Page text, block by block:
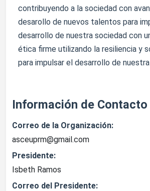
contribuyendo a la sociedad con
desarollo de nuevos talentos para
desarrollo de nuestra sociedad con
ética firme utilizando la resiliencia y
para impulsar el desarrollo de nuestra
Información de Contacto
Correo de la Organización:
asceuprm@gmail.com
Presidente:
Isbeth Ramos
Correo del Presidente: